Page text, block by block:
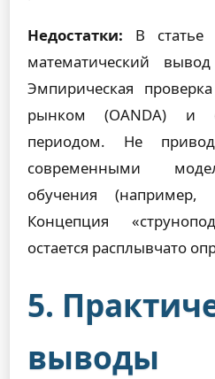
Недостатки: В статье
математический
Эмпирическая
рынком (OANDA) и
периодом. Не
современными
обучения (например,
Концепция
остается расплывчато
5.
выводы